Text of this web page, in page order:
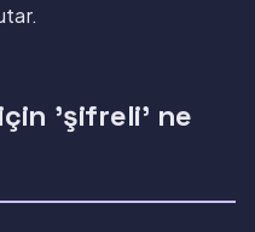
'şifreli' ne